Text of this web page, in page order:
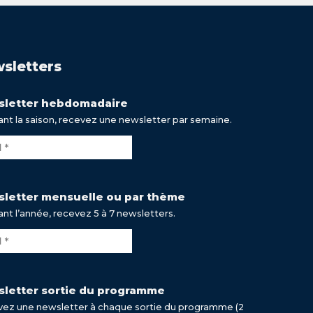
hebdomadaire
la saison, recevez une newsletter par semaine.
mensuelle ou par thème
l’année, recevez 5 à 7 newsletters.
sortie du programme
une newsletter à chaque sortie du programme (2